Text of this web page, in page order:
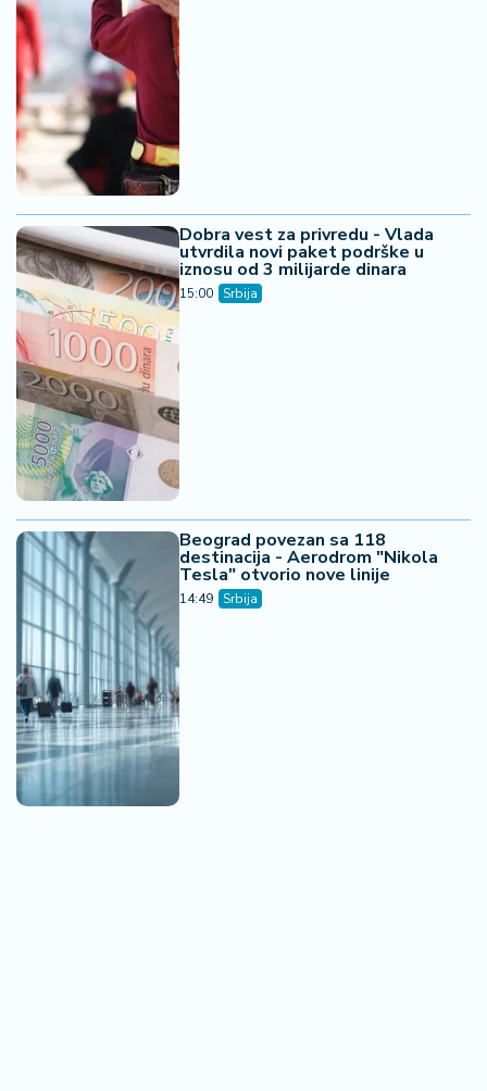
Dobra vest za privredu - Vlada
utvrdila novi paket podrške u
iznosu od 3 milijarde dinara
15:00 Srbija
Beograd povezan sa 118
destinacija - Aerodrom "Nikola
Tesla" otvorio nove linije
14:49 Srbija